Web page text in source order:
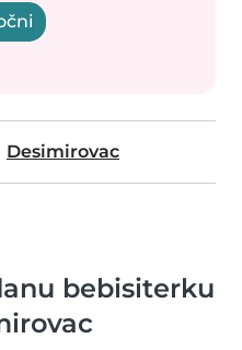
Desimirovac
bebisiterku